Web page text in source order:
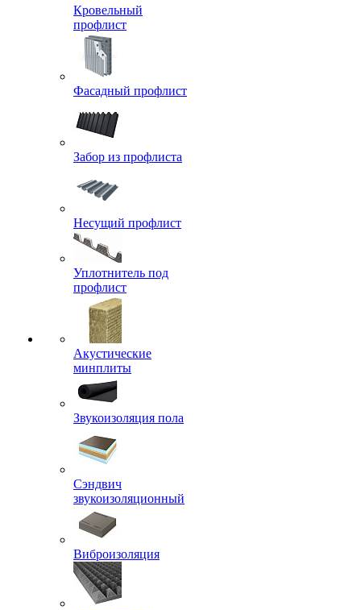
Кровельный
профлист
Фасадный профлист
Забор из профлиста
Несущий профлист
Уплотнитель под
профлист
Акустические
минплиты
Звукоизоляция пола
Сэндвич
звукоизоляционный
Виброизоляция